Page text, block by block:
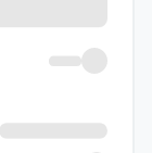
فارسی ششم
هماهنگ